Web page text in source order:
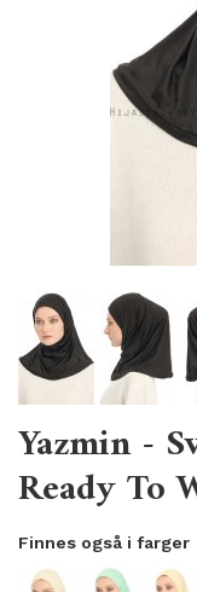
Yazmin -
Ready To
Finnes også i farger